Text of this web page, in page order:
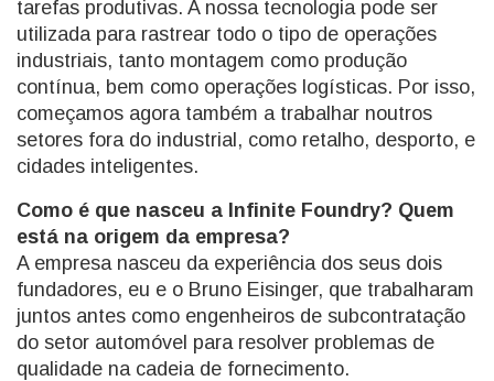
tarefas produtivas. A nossa tecnologia pode ser
utilizada para rastrear todo o tipo de operações
industriais, tanto montagem como produção
contínua, bem como operações logísticas. Por isso,
começamos agora também a trabalhar noutros
setores fora do industrial, como retalho, desporto, e
cidades inteligentes.
Como é que nasceu a Infinite Foundry? Quem
está na origem da empresa?
A empresa nasceu da experiência dos seus dois
fundadores, eu e o Bruno Eisinger, que trabalharam
juntos antes como engenheiros de subcontratação
do setor automóvel para resolver problemas de
qualidade na cadeia de fornecimento.